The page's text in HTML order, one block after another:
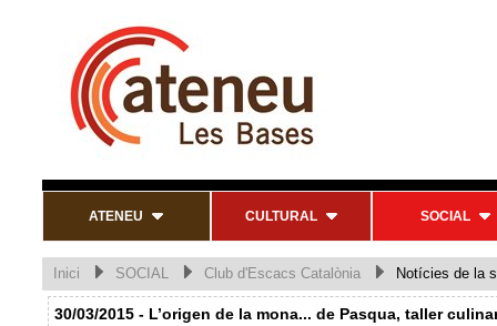
ATENEU CULTURAL SOCIAL
Inici SOCIAL Club d'Escacs Catalònia Notícies de la
30/03/2015 - L’origen de la mona... de Pasqua, taller